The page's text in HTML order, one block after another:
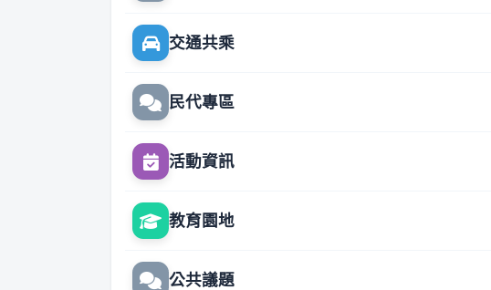
交通共乘
民代專區
活動資訊
教育園地
公共議題